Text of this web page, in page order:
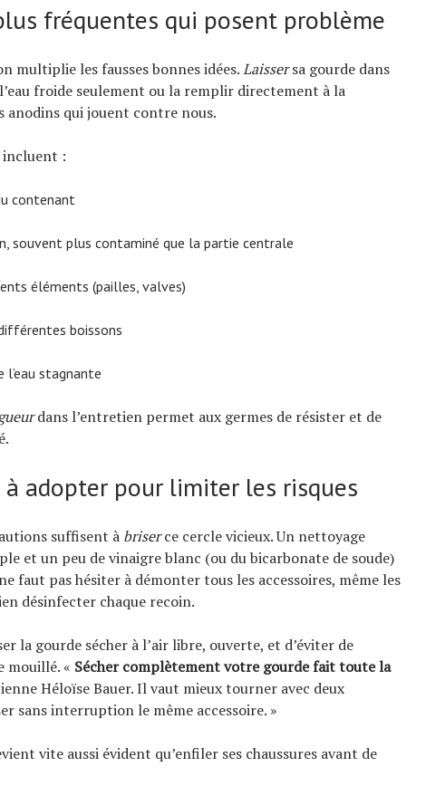
fréquentes qui posent problème
multiplie les fausses bonnes idées.Laissersa gourde dans
froide seulement ou la remplir directement à la
qui jouent contre nous.
incluent :
contenant
souvent plus contaminé que la partie centrale
éléments (pailles, valves)
boissons
l’eau stagnante
dans l’entretien permet aux germes de résister et de
à adopter pour limiter les risques
suffisent à briserce cercle vicieux. Un nettoyage
et un peu de vinaigre blanc (ou du bicarbonate de soude)
faut pas hésiter à démonter tous les accessoires, même les
désinfecter chaque recoin.
la gourde sécher à l’air libre, ouverte, et d’éviter de
mouillé. « Sécher complètement votre gourde fait toute la
Héloïse Bauer. Il vaut mieux tourner avec deux
sans interruption le même accessoire. »
vite aussi évident qu’enfiler ses chaussures avant de